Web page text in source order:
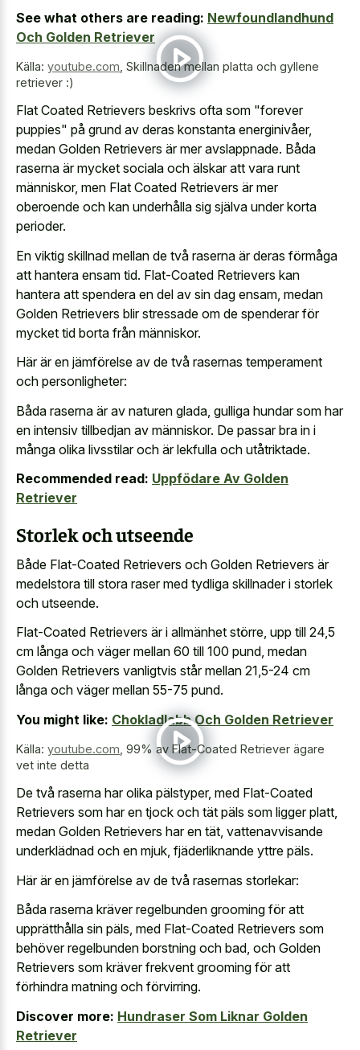
See what others are reading: Newfoundlandhund
Och Golden Retriever
Källa: youtube.com Skillnaden mellan platta och gyllene
retriever :)
Flat Coated Retrievers beskrivs ofta som "forever
puppies" på grund av deras konstanta energinivåer,
medan Golden Retrievers är mer avslappnade. Båda
raserna är mycket sociala och älskar att vara runt
människor, men Flat Coated Retrievers är mer
oberoende och kan underhålla sig själva under korta
perioder.
En viktig skillnad mellan de två raserna är deras förmåga
att hantera ensam tid. Flat-Coated Retrievers kan
hantera att spendera en del av sin dag ensam, medan
Golden Retrievers blir stressade om de spenderar för
mycket tid borta från människor.
Här är en jämförelse av de två rasernas temperament
och personligheter:
Båda raserna är av naturen glada, gulliga hundar som har
en intensiv tillbedjan av människor. De passar bra in i
många olika livsstilar och är lekfulla och utåtriktade.
Recommended read: Uppfödare Av Golden
Retriever
Storlek och utseende
Både Flat-Coated Retrievers och Golden Retrievers är
medelstora till stora raser med tydliga skillnader i storlek
och utseende.
Flat-Coated Retrievers är i allmänhet större, upp till 24,5
cm långa och väger mellan 60 till 100 pund, medan
Golden Retrievers vanligtvis står mellan 21,5-24 cm
långa och väger mellan 55-75 pund.
You might like: Chokladlabb Och Golden Retriever
Källa: youtube.com 99% av Flat-Coated Retriever ägare
vet inte detta
De två raserna har olika pälstyper, med Flat-Coated
Retrievers som har en tjock och tät päls som ligger platt,
medan Golden Retrievers har en tät, vattenavvisande
underklädnad och en mjuk, fjäderliknande yttre päls.
Här är en jämförelse av de två rasernas storlekar:
Båda raserna kräver regelbunden grooming för att
upprätthålla sin päls, med Flat-Coated Retrievers som
behöver regelbunden borstning och bad, och Golden
Retrievers som kräver frekvent grooming för att
förhindra matning och förvirring.
Discover more: Hundraser Som Liknar Golden
Retriever